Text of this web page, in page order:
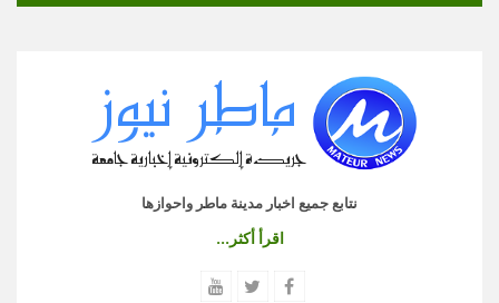
نتابع جميع اخبار مدينة ماطر واحوازها
اقرأ أكثر...